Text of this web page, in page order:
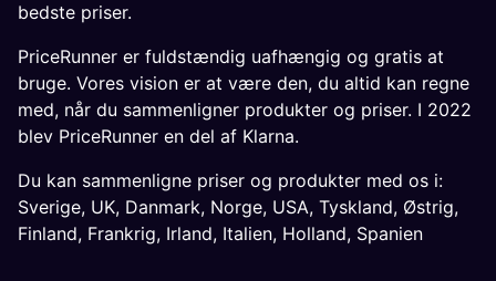
bedste priser.
PriceRunner er fuldstændig uafhængig og gratis at
bruge. Vores vision er at være den, du altid kan regne
med, når du sammenligner produkter og priser. I 2022
blev PriceRunner en del af Klarna.
Du kan sammenligne priser og produkter med os i:
Sverige, UK, Danmark, Norge, USA, Tyskland, Østrig,
Finland, Frankrig, Irland, Italien, Holland, Spanien